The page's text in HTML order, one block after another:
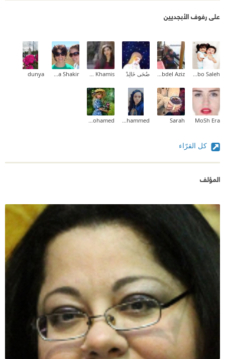
على رفوف الأبجديين
Doaa Abo Saleh
Rasha Abdel Aziz ضُحَى خَالِدْ Heba Khamis
Maha Shakir
dunya
MoSh Era
Sarah
Fatma Muhammed
Asmaa Mohamed
كل القرّاء
المؤلف